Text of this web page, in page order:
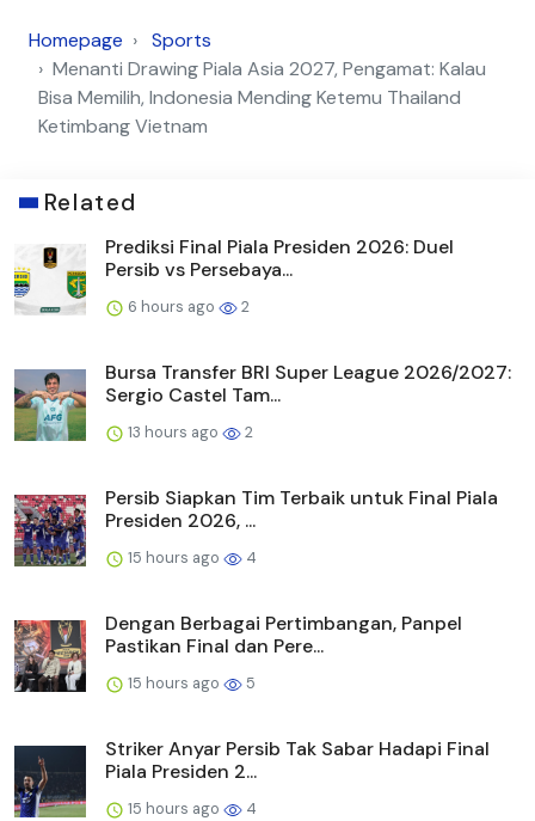
Homepage
Sports
Menanti Drawing Piala Asia 2027, Pengamat: Kalau
Bisa Memilih, Indonesia Mending Ketemu Thailand
Ketimbang Vietnam
Related
Prediksi Final Piala Presiden 2026: Duel
Persib vs Persebaya...
6 hours ago 2
Bursa Transfer BRI Super League 2026/2027:
Sergio Castel Tam...
13 hours ago 2
Persib Siapkan Tim Terbaik untuk Final Piala
Presiden 2026, ...
15 hours ago 4
Dengan Berbagai Pertimbangan, Panpel
Pastikan Final dan Pere...
15 hours ago 5
Striker Anyar Persib Tak Sabar Hadapi Final
Piala Presiden 2...
15 hours ago 4